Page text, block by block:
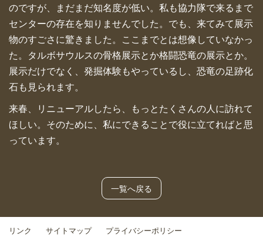
のですが、まだまだ知名度が低い。私も協力隊で来るまで
センターの存在を知りませんでした。でも、来てみて展示
物のすごさに驚きました。ここまでとは想像していなかっ
た。タルボサウルスの骨格展示とか格闘恐竜の展示とか。
展示だけでなく、発掘体験もやっているし、恐竜の足跡化
石も見られます。
来春、リニューアルしたら、もっとたくさんの人に訪れて
ほしい。そのために、私にできることで役に立てればと思
っています。
一覧へ戻る
リンク サイトマップ プライバシーポリシー